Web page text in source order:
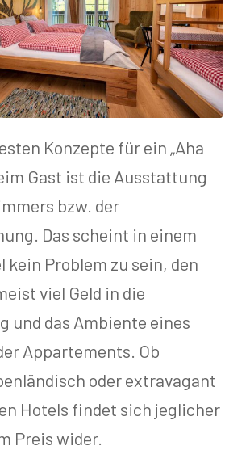
Konzepte für ein „Aha
Gast ist die Ausstattung
bzw. der
Das scheint in einem
kein Problem zu sein, den
viel Geld in die
und das Ambiente eines
Appartements. Ob
oder extravagant
Hotels findet sich jeglicher
Preis wider.